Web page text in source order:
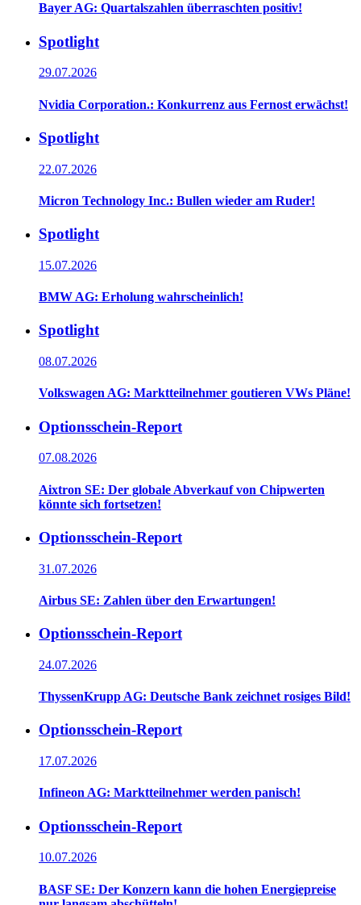
Bayer AG: Quartalszahlen überraschten positiv!
Spotlight
29.07.2026
Nvidia Corporation.: Konkurrenz aus Fernost erwächst!
Spotlight
22.07.2026
Micron Technology Inc.: Bullen wieder am Ruder!
Spotlight
15.07.2026
BMW AG: Erholung wahrscheinlich!
Spotlight
08.07.2026
Volkswagen AG: Marktteilnehmer goutieren VWs Pläne!
Optionsschein-Report
07.08.2026
Aixtron SE: Der globale Abverkauf von Chipwerten
könnte sich fortsetzen!
Optionsschein-Report
31.07.2026
Airbus SE: Zahlen über den Erwartungen!
Optionsschein-Report
24.07.2026
ThyssenKrupp AG: Deutsche Bank zeichnet rosiges Bild!
Optionsschein-Report
17.07.2026
Infineon AG: Marktteilnehmer werden panisch!
Optionsschein-Report
10.07.2026
BASF SE: Der Konzern kann die hohen Energiepreise